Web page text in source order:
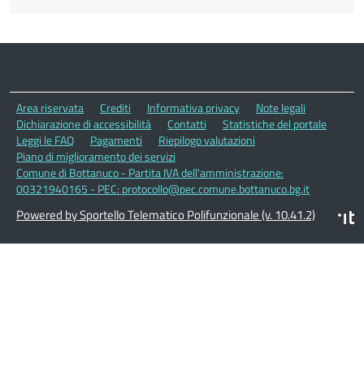
Area riservata Crediti Informativa privacy
Note legali
Dichiarazione di accessibilità
Contatti
Statistiche del portale
Leggi le FAQ
Pagamenti
Riepilogo valutazioni
Piano di miglioramento dei servizi
Comune di Bottanuco - Partita IVA dell'amministrazione:
00321940165 - PEC: protocollo@pec.comune.bottanuco.bg.it
Powered by Sportello Telematico Polifunzionale (v. 10.41.2)